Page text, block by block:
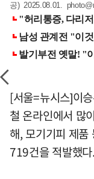
공) 2025.08.01.
[서울=뉴시스]이
철 온라인에서 많
해, 모기기피 제품
719건을 적발했다.